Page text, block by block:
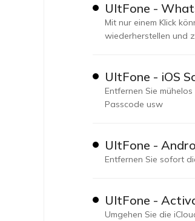
UltFone -
Mit nur einem Klick
wiederherstellen und
UltFone - iOS
Entfernen Sie
Passcode usw
UltFone -
Entfernen Sie sofort
UltFone -
Umgehen Sie die